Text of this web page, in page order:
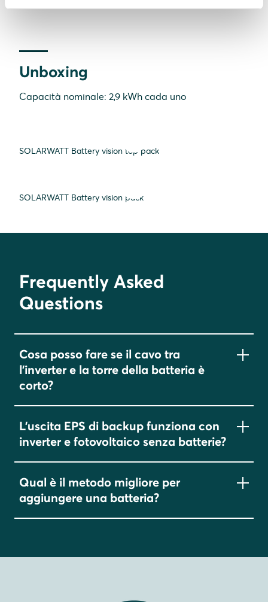
Unboxing
Capacità nominale: 2,9 kWh cada uno
SOLARWATT Battery vision top pack
SOLARWATT Battery vision pack
Frequently Asked
Questions
Cosa posso fare se il cavo tra
l'inverter e la torre della batteria è
corto?
Possiamo fornire dei cavi più lunghi come
aggiuntivi.
L'uscita EPS di backup funziona con
inverter e fotovoltaico senza batterie?
Sì, l'uscita di backup EPS (Emergency Power
Supply) di Inverter vision può funzionare con la
sola energia fotovoltaica (solare),
batteria, ma solo durante le ore diurne quando
L'inverter convertirà direttamente l'energia solare
esempio, nuvole) può causare un calo della
Qual è il metodo migliore per
aggiungere una batteria?
approssimativamente al livello del nuovo Battery